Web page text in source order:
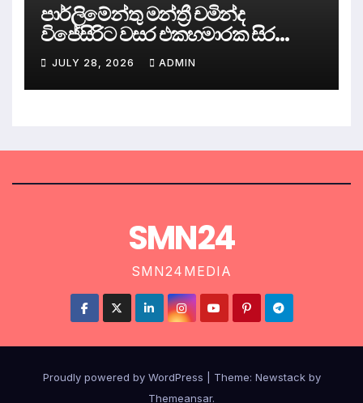
පාර්ලිමේන්තු මන්ත්‍රී චමින්ද
විජේසිරිට වසර එකහමාරක සිර
දඬුවම්.
JULY 28, 2026 ADMIN
SMN24
SMN24MEDIA
Proudly powered by WordPress Theme: Newstackby
Themeansar.